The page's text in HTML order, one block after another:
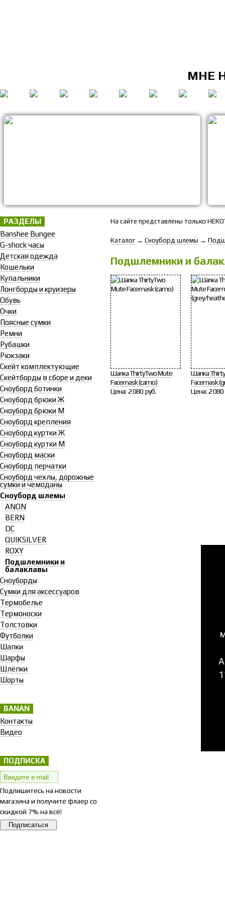
МНЕ
На сайте представлены только
Каталог → Сноуборд шлемы →
Подшлемники и
Шапка ThirtyTwo Mute
Facemask (camo)
Цена: 2 080 руб.
Шапка
Facemask
Цена: 2 080
РАЗДЕЛЫ
Banshee Bungee
G-shock часы
Детская одежда
Кошельки
Купальники
Лонгборды и круизеры
Обувь
Очки
Поясные сумки
Ремни
Рубашки
Рюкзаки
Скейт комплектующие
Скейтборды в сборе и деки
Сноуборд ботинки
Сноуборд брюки Ж
Сноуборд брюки М
Сноуборд крепления
Сноуборд куртки Ж
Сноуборд куртки М
Сноуборд маски
Сноуборд перчатки
Сноуборд чехлы, дорожные
сумки и чемоданы
Сноуборд шлемы
ANON
BERN
DC
QUIKSILVER
ROXY
Подшлемники и
балаклавы
Сноуборды
Сумки для аксессуаров
Термобелье
Термоноски
Толстовки
Футболки
Шапки
Шарфы
Шлёпки
Шорты
BANAN
Контакты
Видео
ПОДПИСКА
Подпишитесь на новости
магазина и получите флаер со
скидкой 7% на всё!